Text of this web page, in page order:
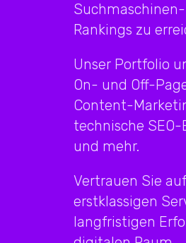
Suchmaschinen-
Rankings zu
Unser Portfolio
On- und Off-
Content-
technische
und mehr.
Vertrauen Sie
erstklassigen
langfristigen